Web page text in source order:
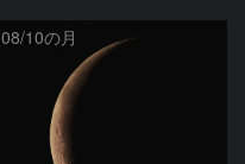
08/10の月